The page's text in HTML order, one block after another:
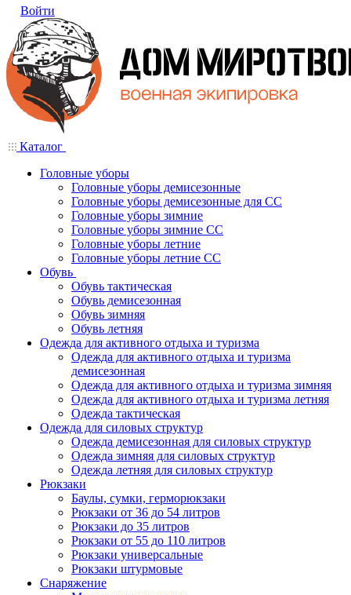
Войти
Каталог
Головные уборы
Головные уборы демисезонные
Головные уборы демисезонные для СС
Головные уборы зимние
Головные уборы зимние СС
Головные уборы летние
Головные уборы летние СС
Обувь
Обувь тактическая
Обувь демисезонная
Обувь зимняя
Обувь летняя
Одежда для активного отдыха и туризма
Одежда для активного отдыха и туризма
демисезонная
Одежда для активного отдыха и туризма зимняя
Одежда для активного отдыха и туризма летняя
Одежда тактическая
Одежда для силовых структур
Одежда демисезонная для силовых структур
Одежда зимняя для силовых структур
Одежда летняя для силовых структур
Рюкзаки
Баулы, сумки, герморюкзаки
Рюкзаки от 36 до 54 литров
Рюкзаки до 35 литров
Рюкзаки от 55 до 110 литров
Рюкзаки универсальные
Рюкзаки штурмовые
Снаряжение